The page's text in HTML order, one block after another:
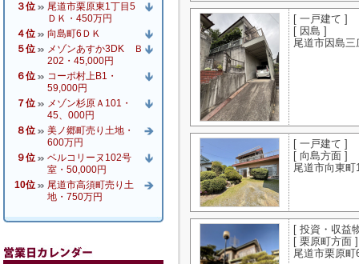
[ 一戸建て ]
[ 因島 ]
尾道市因島三
[ 一戸建て ]
[ 向島方面 ]
尾道市向東町
[ 投資・収益
[ 栗原町方面 ]
尾道市栗原町
３位
尾道市栗原東1丁目5
ＤＫ・450万円
４位
向島町6ＤＫ
５位
メゾンあすか3DK Ｂ
202・45,000円
６位
コーポ村上B1・
59,000円
７位
メゾン杉原Ａ101・
45、000円
８位
美ノ郷町売り土地・
600万円
９位
ベルコリーヌ102号
室・50,000円
10位
尾道市高須町売り土
地・750万円